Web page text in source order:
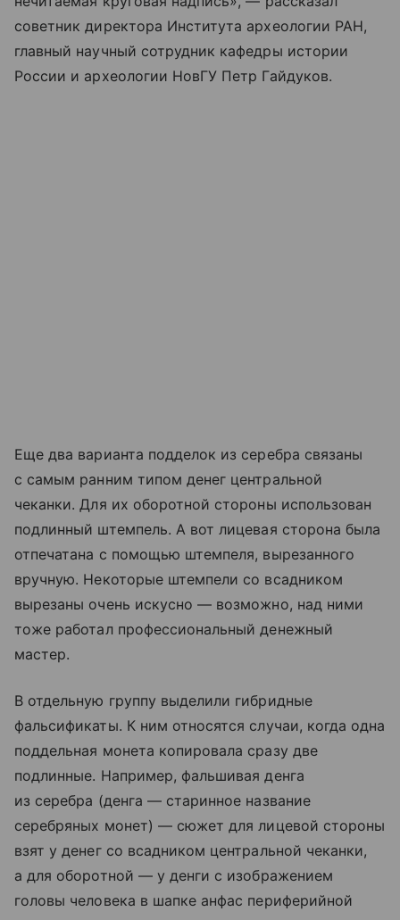
советник директора Института археологии РАН,
главный научный сотрудник кафедры истории
России и археологии НовГУ Петр Гайдуков.
Еще два варианта подделок из серебра связаны
с самым ранним типом денег центральной
чеканки. Для их оборотной стороны использован
подлинный штемпель. А вот лицевая сторона была
отпечатана с помощью штемпеля, вырезанного
вручную. Некоторые штемпели со всадником
вырезаны очень искусно — возможно, над ними
тоже работал профессиональный денежный
мастер.
В отдельную группу выделили гибридные
фальсификаты. К ним относятся случаи, когда одна
поддельная монета копировала сразу две
подлинные. Например, фальшивая денга
из серебра (денга — старинное название
серебряных монет) — сюжет для лицевой стороны
взят у денег со всадником центральной чеканки,
а для оборотной — у денги с изображением
головы человека в шапке анфас периферийной